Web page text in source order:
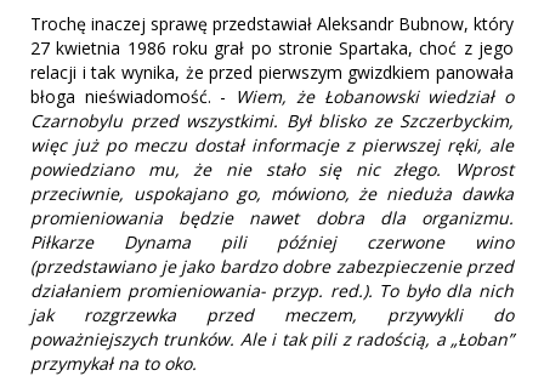
Trochę inaczej sprawę przedstawiał Aleksandr Bubnow, który
27 kwietnia 1986 roku grał po stronie Spartaka, choć z jego
relacji i tak wynika, że przed pierwszym gwizdkiem panowała
błoga nieświadomość. - Wiem, że Łobanowski wiedział o
Czarnobylu przed wszystkimi. Był blisko ze Szczerbyckim,
więc już po meczu dostał informacje z pierwszej ręki, ale
powiedziano mu, że nie stało się nic złego. Wprost
przeciwnie, uspokajano go, mówiono, że nieduża dawka
promieniowania będzie nawet dobra dla organizmu.
Piłkarze Dynama pili później czerwone wino
(przedstawiano je jako bardzo dobre zabezpieczenie przed
działaniem promieniowania- przyp. red.). To było dla nich
jak rozgrzewka przed meczem, przywykli do
poważniejszych trunków. Ale i tak pili z radością, a „Łoban”
przymykał na to oko.